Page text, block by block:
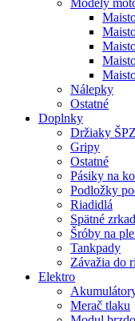
Modely
Nálepky
Ostatné
Doplnky
Držiaky ŠPZ
Gripy
Ostatné
Pásiky na
Podložky
Riadidlá
Spätné
Šróby na
Tankpady
Závažia do
Elektro
Merač tlaku